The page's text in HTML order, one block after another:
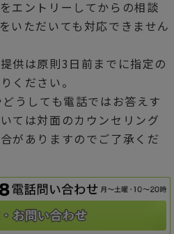
エントリーしてからの相談
いただいても対応できません
供は原則3日前までに指定の
ください。
うしても電話ではお答えす
ては対面のカウンセリング
がありますのでご了承くだ